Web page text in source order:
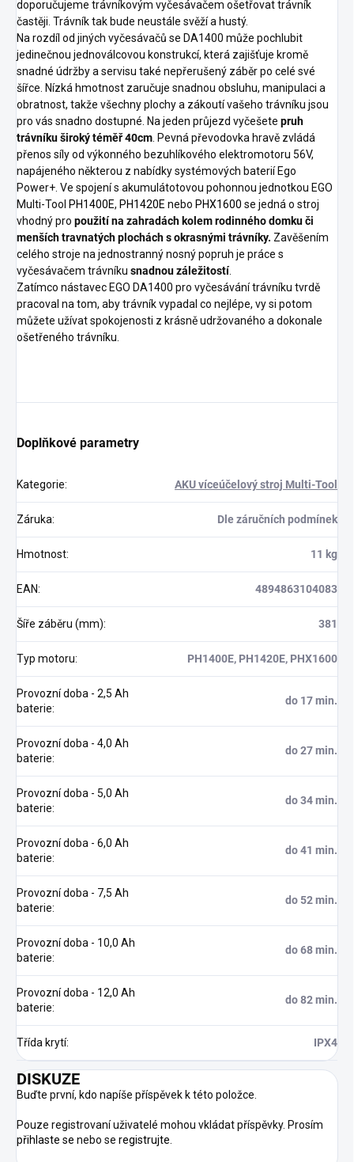
doporučujeme trávníkovým vyčesávačem ošetřovat trávník
častěji. Trávník tak bude neustále svěží a hustý.
Na rozdíl od jiných vyčesávačů se DA1400 může pochlubit
jedinečnou jednoválcovou konstrukcí, která zajišťuje kromě
snadné údržby a servisu také nepřerušený záběr po celé své
šířce. Nízká hmotnost zaručuje snadnou obsluhu, manipulaci a
obratnost, takže všechny plochy a zákoutí vašeho trávníku jsou
pro vás snadno dostupné. Na jeden průjezd vyčešete pruh
trávníku široký téměř 40cm . Pevná převodovka hravě zvládá
přenos síly od výkonného bezuhlíkového elektromotoru 56V,
napájeného některou z nabídky systémových baterií Ego
Power+. Ve spojení s akumulátotovou pohonnou jednotkou EGO
Multi-Tool PH1400E, PH1420E nebo PHX1600 se jedná o stroj
vhodný pro použití na zahradách kolem rodinného domku či
menších travnatých plochách s okrasnými trávníky. Zavěšením
celého stroje na jednostranný nosný popruh je práce s
vyčesávačem trávníku snadnou záležitostí.
Zatímco nástavec EGO DA1400 pro vyčesávání trávníku tvrdě
pracoval na tom, aby trávník vypadal co nejlépe, vy si potom
můžete užívat spokojenosti z krásně udržovaného a dokonale
ošetřeného trávníku.
Doplňkové parametry
Kategorie: AKU víceúčelový stroj Multi-Tool
Záruka: Dle záručních podmínek
Hmotnost: 11 kg
EAN: 4894863104083
Šíře záběru (mm): 381
Typ motoru: PH1400E, PH1420E, PHX1600
Provozní doba - 2,5 Ah
baterie:
do 17 min.
Provozní doba - 4,0 Ah
baterie:
do 27 min.
Provozní doba - 5,0 Ah
baterie:
do 34 min.
Provozní doba - 6,0 Ah
baterie:
do 41 min.
Provozní doba - 7,5 Ah
baterie:
do 52 min.
Provozní doba - 10,0 Ah
baterie:
do 68 min.
Provozní doba - 12,0 Ah
baterie:
do 82 min.
Třída krytí: IPX4
DISKUZE
Buďte první, kdo napíše příspěvek k této položce.
Pouze registrovaní uživatelé mohou vkládat příspěvky. Prosím
přihlaste se nebo se registrujte